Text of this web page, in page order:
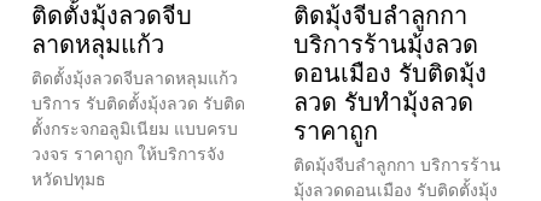
ติดตั้งมุ้งลวดจีบ
ลาดหลุมแก้ว
ติดตั้งมุ้งลวดจีบลาดหลุมแก้ว
บริการ รับติดตั้งมุ้งลวด รับติด
ตั้งกระจกอลูมิเนียม แบบครบ
วงจร ราคาถูก ให้บริการจัง
หวัดปทุมธ
ติดมุ้งจีบลำลูกกา
บริการร้านมุ้งลวด
ดอนเมือง รับติดมุ้ง
ลวด รับทำมุ้งลวด
ราคาถูก
ติดมุ้งจีบลำลูกกา บริการร้าน
มุ้งลวดดอนเมือง รับติดตั้งมุ้ง